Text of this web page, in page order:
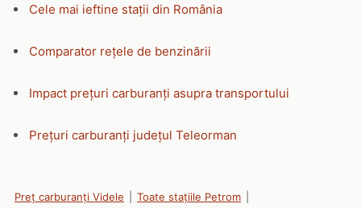
Cele mai ieftine stații din România
Comparator rețele de benzinării
Impact prețuri carburanți asupra transportului
Prețuri carburanți județul Teleorman
Preț carburanți Videle Toate stațiile Petrom